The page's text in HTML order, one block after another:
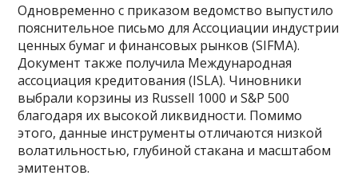
Одновременно с приказом ведомство выпустило
пояснительное письмо для Ассоциации индустрии
ценных бумаг и финансовых рынков (SIFMA).
Документ также получила Международная
ассоциация кредитования (ISLA). Чиновники
выбрали корзины из Russell 1000 и S&P 500
благодаря их высокой ликвидности. Помимо
этого, данные инструменты отличаются низкой
волатильностью, глубиной стакана и масштабом
эмитентов.